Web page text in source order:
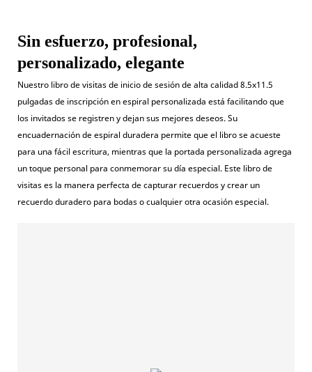
Sin esfuerzo, profesional,
personalizado, elegante
Nuestro libro de visitas de inicio de sesión de alta calidad 8.5x11.5
pulgadas de inscripción en espiral personalizada está facilitando que
los invitados se registren y dejan sus mejores deseos. Su
encuadernación de espiral duradera permite que el libro se acueste
para una fácil escritura, mientras que la portada personalizada agrega
un toque personal para conmemorar su día especial. Este libro de
visitas es la manera perfecta de capturar recuerdos y crear un
recuerdo duradero para bodas o cualquier otra ocasión especial.